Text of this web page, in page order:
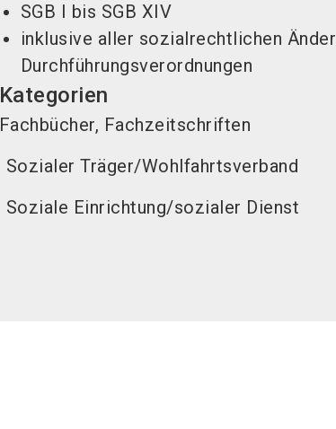
SGB I bis SGB XIV
inklusive aller sozialrechtlichen
Durchführungsverordnungen
Kategorien
Fachbücher, Fachzeitschriften
Sozialer Träger/Wohlfahrtsverband
Soziale Einrichtung/sozialer Dienst